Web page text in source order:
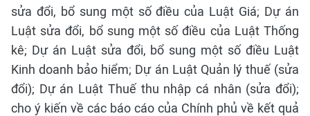
sửa đổi, bổ sung một số điều của Luật Giá; Dự án
Luật sửa đổi, bổ sung một số điều của Luật Thống
kê; Dự án Luật sửa đổi, bổ sung một số điều Luật
Kinh doanh bảo hiểm; Dự án Luật Quản lý thuế (sửa
đổi); Dự án Luật Thuế thu nhập cá nhân (sửa đổi);
cho ý kiến về các báo cáo của Chính phủ về kết quả